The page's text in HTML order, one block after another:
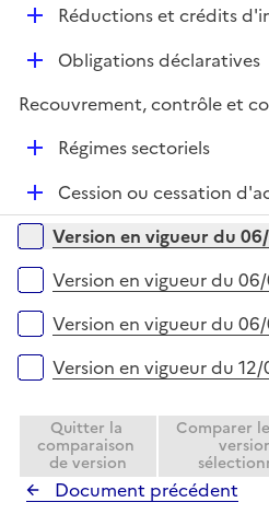
e
D
i
Réductions et crédits
D
p
r
Obligations déclaratives
Recouvrement, contrôle et
D
e
Régimes sectoriels
D
é
p
e
Cession ou cessation
Versions sur la période
Version en vigueur du
Version en vigueur du
Version en vigueur du
Version en vigueur du
Quitter la
comparaison
de version
Comparer
Document précédent